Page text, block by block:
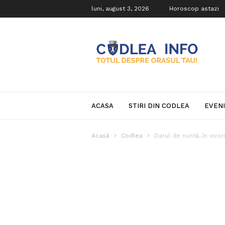
luni, august 3, 2026 Horoscop astazi
Info
ACASA STIRI DIN CODLEA
Acasă Codlea Darul de nuntă, în